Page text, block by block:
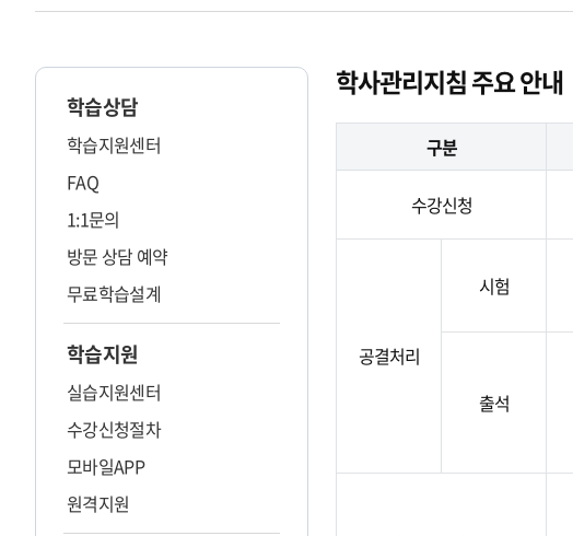
학습상담
학습지원센터
FAQ
1:1문의
방문 상담 예약
무료학습설계
학습지원
실습지원센터
수강신청절차
모바일APP
원격지원
학사관리지침 주요 안내
구분
수강신청
공결처리
시험
출석